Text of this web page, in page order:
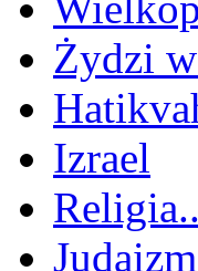
Żydzi
Izrael